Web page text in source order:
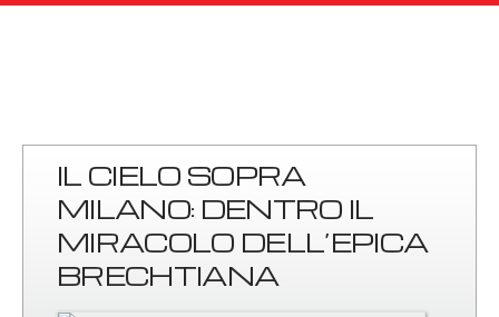
IL CIELO SOPRA
MILANO: DENTRO IL
MIRACOLO DELL’EPICA
BRECHTIANA